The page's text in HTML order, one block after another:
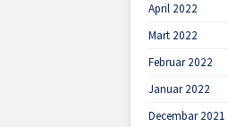
April 2022
Mart 2022
Februar 2022
Januar 2022
Decembar 2021